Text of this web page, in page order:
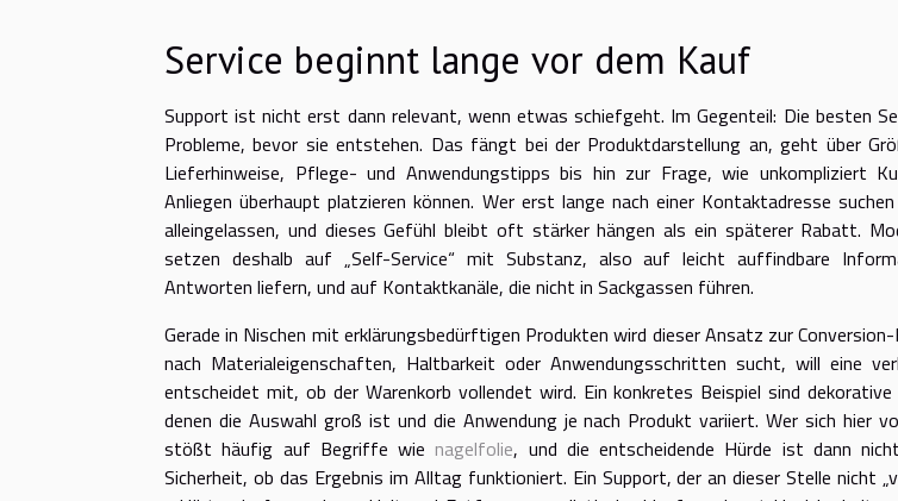
Service beginnt lange vor dem Kauf
Support ist nicht erst dann relevant, wenn etwas schiefgeht. Im Gegenteil: Die besten
Probleme, bevor sie entstehen. Das fängt bei der Produktdarstellung an, geht über
Lieferhinweise, Pflege- und Anwendungstipps bis hin zur Frage, wie unkompliziert
Anliegen überhaupt platzieren können. Wer erst lange nach einer Kontaktadresse
alleingelassen, und dieses Gefühl bleibt oft stärker hängen als ein späterer Rabatt.
setzen deshalb auf „Self-Service“ mit Substanz, also auf leicht auffindbare
Antworten liefern, und auf Kontaktkanäle, die nicht in Sackgassen führen.
Gerade in Nischen mit erklärungsbedürftigen Produkten wird dieser Ansatz zur
nach Materialeigenschaften, Haltbarkeit oder Anwendungsschritten sucht, will eine
entscheidet mit, ob der Warenkorb vollendet wird. Ein konkretes Beispiel sind
denen die Auswahl groß ist und die Anwendung je nach Produkt variiert. Wer sich hier
stößt häufig auf Begriffe wie nagelfolie, und die entscheidende Hürde ist dann
Sicherheit, ob das Ergebnis im Alltag funktioniert. Ein Support, der an dieser Stelle nicht